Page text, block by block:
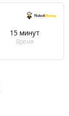
15 минут
Время